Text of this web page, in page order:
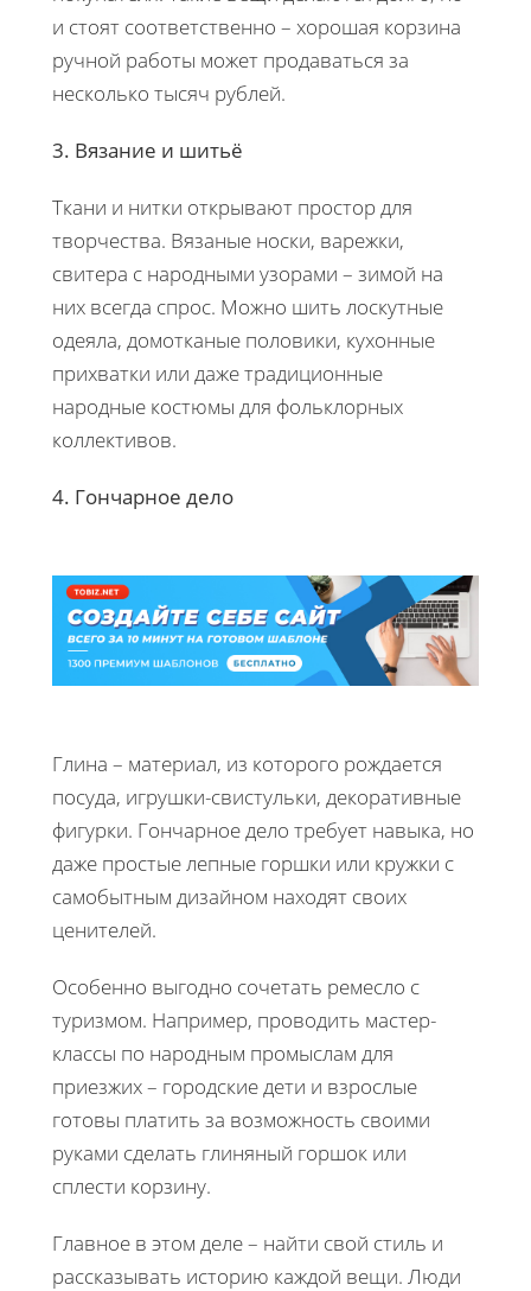
и стоят соответственно – хорошая корзина
ручной работы может продаваться за
несколько тысяч рублей.
3. Вязание и шитьё
Ткани и нитки открывают простор для
творчества. Вязаные носки, варежки,
свитера с народными узорами – зимой на
них всегда спрос. Можно шить лоскутные
одеяла, домотканые половики, кухонные
прихватки или даже традиционные
народные костюмы для фольклорных
коллективов.
4. Гончарное дело
Глина – материал, из которого рождается
посуда, игрушки-свистульки, декоративные
фигурки. Гончарное дело требует навыка, но
даже простые лепные горшки или кружки с
самобытным дизайном находят своих
ценителей.
Особенно выгодно сочетать ремесло с
туризмом. Например, проводить мастер-
классы по народным промыслам для
приезжих – городские дети и взрослые
готовы платить за возможность своими
руками сделать глиняный горшок или
сплести корзину.
Главное в этом деле – найти свой стиль и
рассказывать историю каждой вещи. Люди